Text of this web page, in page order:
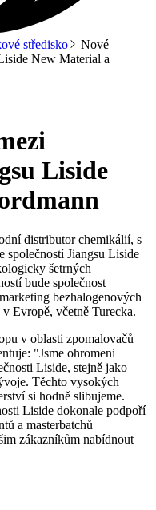
středisko
Nové
New Material a
Liside
distributor chemikálií, s
společností Jiangsu Liside
šetrných
bude společnost
bezhalogenových
Evropě, včetně Turecka.
v oblasti zpomalovačů
"Jsme ohromeni
Liside, stejně jako
Těchto vysokých
si hodně slibujeme.
Liside dokonale podpoří
a masterbatchů
zákazníkům nabídnout